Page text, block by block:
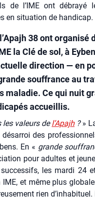
de l’IME ont débrayé
en situation de handicap.
38 ont organisé
la Clé de sol, à
direction — en
souffrance au
maladie. Ce qui nuit
accueillis.
les valeurs del’Apajh?»
des
En « grande
pour adultes et
les mar­di 24
IME, et même plus
rien